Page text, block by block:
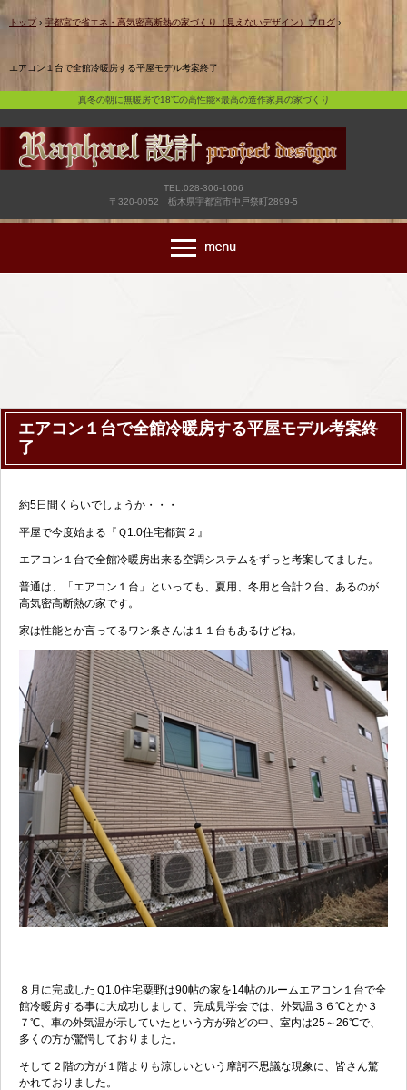
真冬の朝に無暖房で18℃の高性能×最高の造作家具の家づくり
トップ › 宇都宮で省エネ・高気密高断熱の家づくり（見えないデザイン）ブログ ›
エアコン１台で全館冷暖房する平屋モデル考案終了
真冬の朝に無暖房で18℃の高性能×最高の造作家具の家づくり
TEL.028-306-1006
〒320-0052 栃木県宇都宮市中戸祭町2899-5
エアコン１台で全館冷暖房する平屋モデル考案終
了
約5日間くらいでしょうか・・・
平屋で今度始まる『Ｑ1.0住宅都賀２』
エアコン１台で全館冷暖房出来る空調システムをずっと考案してました。
普通は、「エアコン１台」といっても、夏用、冬用と合計２台、あるのが
高気密高断熱の家です。
家は性能とか言ってるワン条さんは１１台もあるけどね。
８月に完成したＱ1.0住宅粟野は90帖の家を14帖のルームエアコン１台で全
館冷暖房する事に大成功しまして、完成見学会では、外気温３６℃とか３
７℃、車の外気温が示していたという方が殆どの中、室内は25～26℃で、
多くの方が驚愕しておりました。
そして２階の方が１階よりも涼しいという摩訶不思議な現象に、皆さん驚
かれておりました。